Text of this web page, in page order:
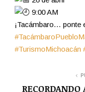
9:00 AM
¡Tacámbaro… ponte
#TurismoMichoacán